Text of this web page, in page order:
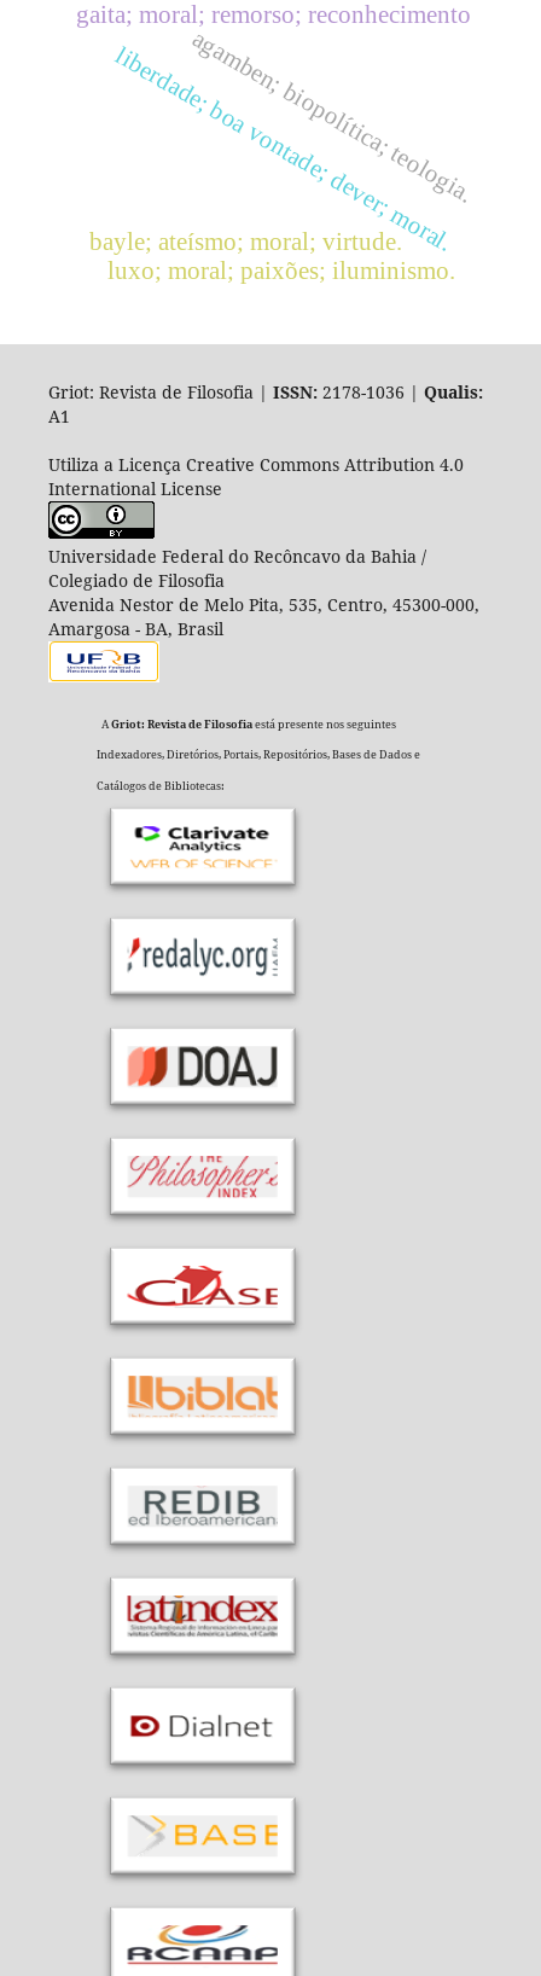
liberdade; boa vontade; dever; moral.
bayle; ateísmo; moral; virtude.
luxo; moral; paixões; iluminismo.
gaita; moral; remorso; reconhecimento
agamben; biopolítica; teologia.
Griot: Revista de Filosofia | ISSN:2178-1036 | Qualis:
A1
Utiliza a Licença Creative Commons Attribution 4.0
International License
Universidade Federal do Recôncavo da Bahia /
Colegiado de Filosofia
Avenida Nestor de Melo Pita, 535, Centro, 45300-000,
Amargosa - BA, Brasil
AGriot: Revista de Filosofiaestá presente nos seguintes
Indexadores, Diretórios, Portais, Repositórios, Bases de Dados e
Catálogos de Bibliotecas: